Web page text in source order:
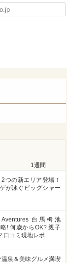
1週間
2つの新エリア登場！
が泳ぐビッグシャー
白馬栂池
! 何歳からOK? 親子
口コミ現地レポ
温泉＆美味グルメ満喫